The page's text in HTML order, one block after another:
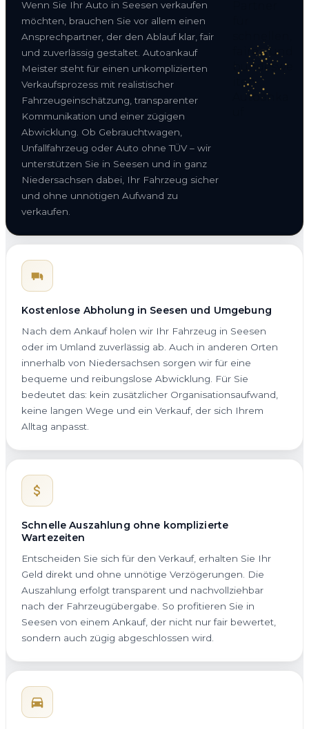
Wenn Sie Ihr Auto in Seesen verkaufen
möchten, brauchen Sie vor allem einen
Ansprechpartner, der den Ablauf klar, fair
und zuverlässig gestaltet. Autoankauf
Meister steht für einen unkomplizierten
Verkaufsprozess mit realistischer
Fahrzeugeinschätzung, transparenter
Kommunikation und einer zügigen
Abwicklung. Ob Gebrauchtwagen,
Unfallfahrzeug oder Auto ohne TÜV – wir
unterstützen Sie in Seesen und in ganz
Niedersachsen dabei, Ihr Fahrzeug sicher
und ohne unnötigen Aufwand zu
verkaufen.
Kostenlose Abholung in Seesen und Umgebung
Nach dem Ankauf holen wir Ihr Fahrzeug in Seesen
oder im Umland zuverlässig ab. Auch in anderen Orten
innerhalb von Niedersachsen sorgen wir für eine
bequeme und reibungslose Abwicklung. Für Sie
bedeutet das: kein zusätzlicher Organisationsaufwand,
keine langen Wege und ein Verkauf, der sich Ihrem
Alltag anpasst.
Schnelle Auszahlung ohne komplizierte
Wartezeiten
Entscheiden Sie sich für den Verkauf, erhalten Sie Ihr
Geld direkt und ohne unnötige Verzögerungen. Die
Auszahlung erfolgt transparent und nachvollziehbar
nach der Fahrzeugübergabe. So profitieren Sie in
Seesen von einem Ankauf, der nicht nur fair bewertet,
sondern auch zügig abgeschlossen wird.